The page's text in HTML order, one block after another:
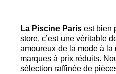
La Piscine Paris est bien
store, c’est une véritable
amoureux de la mode à
marques à prix réduits.
sélection raffinée de